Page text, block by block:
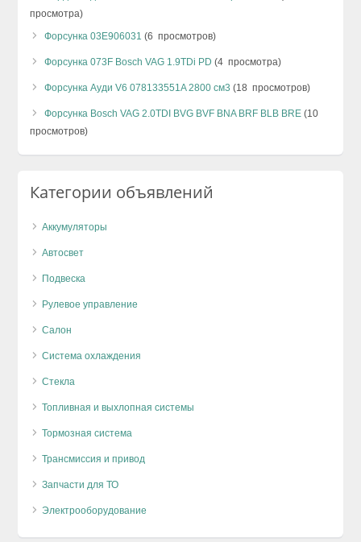
просмотра)
Форсунка 03E906031 (6 просмотров)
Форсунка 073F Bosch VAG 1.9TDi PD (4 просмотра)
Форсунка Ауди V6 078133551A 2800 см3 (18 просмотров)
Форсунка Bosch VAG 2.0TDI BVG BVF BNA BRF BLB BRE (10
просмотров)
Категории объявлений
Аккумуляторы
Автосвет
Подвеска
Рулевое управление
Салон
Система охлаждения
Стекла
Топливная и выхлопная системы
Тормозная система
Трансмиссия и привод
Запчасти для ТО
Электрооборудование